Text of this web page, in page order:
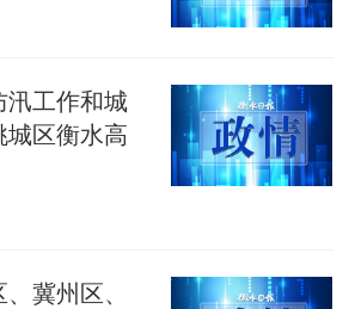
休闲休憩等便民设施，在
绣花功夫，提升精细化管
北方地区最干净整洁的城
要强化担当作为，密切协
作合力，以实干实绩推动
汛工作和城
城区衡水高
冀州区、